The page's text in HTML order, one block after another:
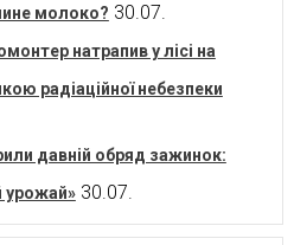
молоко? 30.07.
натрапив у лісі на
радіаційної небезпеки
давній обряд зажинок:
урожай» 30.07.